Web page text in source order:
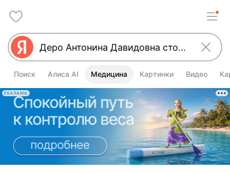
Поиск Алиса AI Медицина Картинки Видео
РЕКЛАМА